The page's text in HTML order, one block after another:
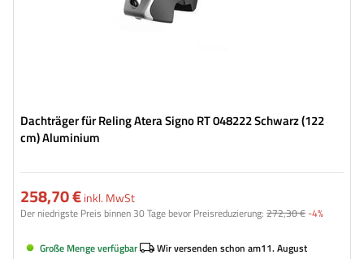
Dachträger für Reling Atera Signo RT 048222 Schwarz (122
cm) Aluminium
258,70 €inkl. MwSt
Der niedrigste Preis binnen 30 Tage bevor Preisreduzierung: 272,30 €-4%
Große Menge verfügbar Wir versenden schon am11. August